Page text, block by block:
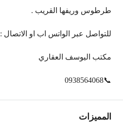
طرطوس وريفها القريب .
للتواصل عبر الواتس اب او الاتصال :
مكتب اليوسف العقاري
📞0938564068
المميزات